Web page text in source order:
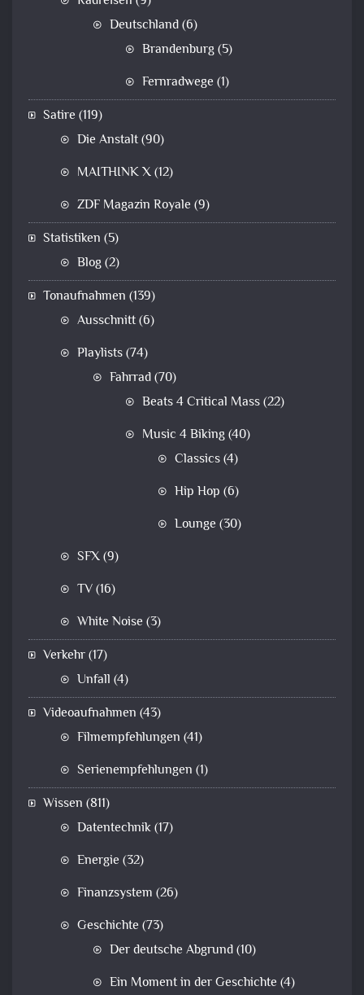
Deutschland(6)
Brandenburg(5)
Fernradwege (1)
Satire (119)
Die Anstalt(90)
MAITHINK X(12)
ZDF Magazin Royale (9)
Statistiken (5)
Blog(2)
Tonaufnahmen (139)
Ausschnitt(6)
Playlists(74)
Fahrrad(70)
Beats 4 Critical Mass(22)
Music 4 Biking(40)
Classics(4)
Hip Hop (6)
Lounge (30)
SFX(9)
TV(16)
White Noise (3)
Verkehr(17)
Unfall (4)
Videoaufnahmen (43)
Filmempfehlungen (41)
Serienempfehlungen (1)
Wissen (811)
Datentechnik(17)
Energie (32)
Finanzsystem (26)
Geschichte (73)
Der deutsche Abgrund(10)
Ein Moment in der Geschichte (4)